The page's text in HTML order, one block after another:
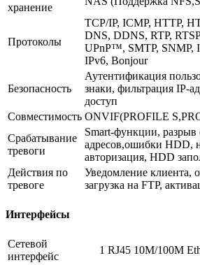
хранение
Протоколы
TCP/IP, ICMP, HTTP,
DNS, DDNS, RTP,
UPnP™, SMTP, SNMP,
IPv6, Bonjour
Безопасность
Аутентификация
знаки, фильтрация IP-
доступ
Совместимость ONVIF(PROFILE
Срабатывание
тревоги
Smart-функции, разрыв
адресов,ошибки HDD,
авторизация, HDD
Действия по
тревоге
Уведомление клиента,
загрузка на FTP,
Интерфейсы
Сетевой
интерфейс
1 RJ45 10M/100M